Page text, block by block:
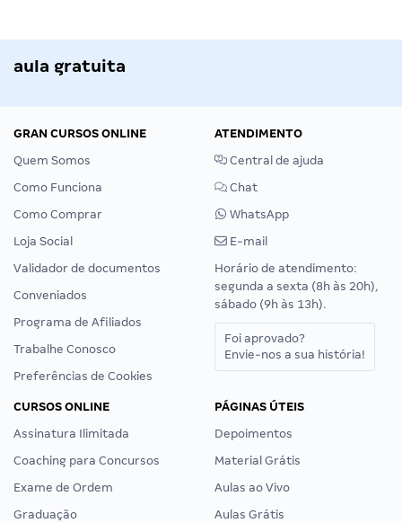
aula gratuita
GRAN CURSOS ONLINE
Quem Somos
Como Funciona
Como Comprar
Loja Social
Validador de documentos
Conveniados
Programa de Afiliados
Trabalhe Conosco
Preferências de Cookies
ATENDIMENTO
Central de ajuda
Chat
WhatsApp
E-mail
Horário de atendimento:
segunda a sexta (8h às 20h),
sábado (9h às 13h).
Foi aprovado?
Envie-nos a sua história!
CURSOS ONLINE
Assinatura Ilimitada
Coaching para Concursos
Exame de Ordem
Graduação
PÁGINAS ÚTEIS
Depoimentos
Material Grátis
Aulas ao Vivo
Aulas Grátis